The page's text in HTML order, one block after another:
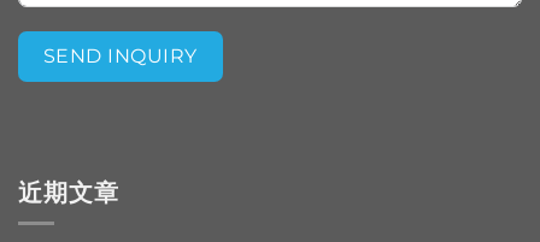
SEND INQUIRY
近期文章